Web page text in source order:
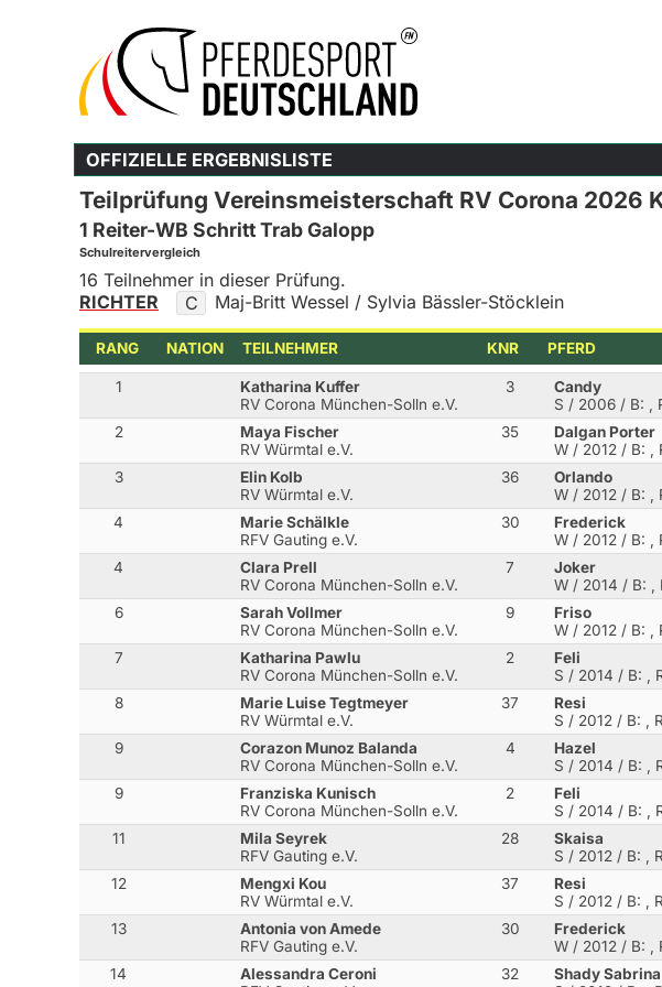
OFFIZIELLE ERGEBNISLISTE
Teilprüfung Vereinsmeisterschaft RV Corona 2026
1 Reiter-WB Schritt Trab Galopp
Schulreitervergleich
16 Teilnehmer in dieser Prüfung.
RICHTER
C Maj-Britt Wessel / Sylvia Bässler-Stöcklein
RANG NATION TEILNEHMER KNR PFERD
1
Katharina Kuffer
RV Corona München-Solln e.V.
3
Candy
S / 2006 / B: ,
2
Maya Fischer
RV Würmtal e.V.
35
Dalgan Porter
W / 2012 / B: ,
3
Elin Kolb
RV Würmtal e.V.
36
Orlando
W / 2012 / B: ,
4
Marie Schälkle
RFV Gauting e.V.
30
Frederick
W / 2012 / B: ,
4
Clara Prell
RV Corona München-Solln e.V.
7
Joker
W / 2014 / B: ,
6
Sarah Vollmer
RV Corona München-Solln e.V.
9
Friso
W / 2012 / B: ,
7
Katharina Pawlu
RV Corona München-Solln e.V.
2
Feli
S / 2014 / B: ,
8
Marie Luise Tegtmeyer
RV Würmtal e.V.
37
Resi
S / 2012 / B: ,
9
Corazon Munoz Balanda
RV Corona München-Solln e.V.
4
Hazel
S / 2014 / B: ,
9
Franziska Kunisch
RV Corona München-Solln e.V.
2
Feli
S / 2014 / B: ,
11
Mila Seyrek
RFV Gauting e.V.
28
Skaisa
S / 2012 / B: ,
12
Mengxi Kou
RV Würmtal e.V.
37
Resi
S / 2012 / B: ,
13
Antonia von Amede
RFV Gauting e.V.
30
Frederick
W / 2012 / B: ,
14
Alessandra Ceroni
32
Shady Sabrina